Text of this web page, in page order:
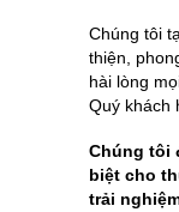
Chúng tôi
thiện,
hài lòng
Quý khách
Chúng tôi
biệt cho
trải